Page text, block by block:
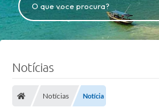
O que voce procura?
Notícias
Notícias Notícia